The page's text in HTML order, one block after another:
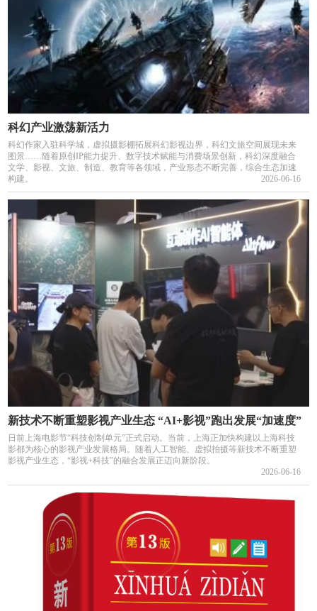
科幻产业激荡新活力
科幻作家入驻科学城，虚拟摄影棚拓展科幻影视边界，科幻文旅空间展现未来
图景……随着原创IP能力提升、数字技术赋能与消费场景创新，科幻深度融合
文学、影视、文旅、制造、教育等各领域，产业形态不断完善，综合生态加速
构建。
2026-06-16
新技术不断重塑影视产业生态 “AI+影视”跑出发展“加速度”
日前上海电影节“科技创制单元”正式启动。当前，上海正加快构建以上海科技
影都为核心的影视产业发展格局。随着人工智能、虚拟拍摄等新技术不断重塑
影视产业生态，“影视+科技”的融合发展正迈向新阶段。
2026-06-16